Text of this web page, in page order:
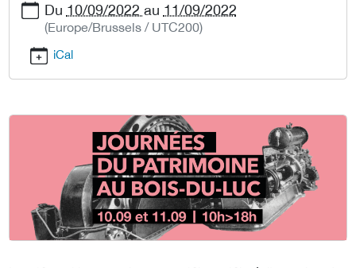
Du 10/09/2022 au 11/09/2022
(Europe/Brussels / UTC200)
iCal